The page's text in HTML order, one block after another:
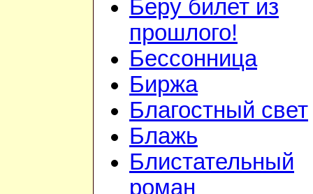
Беру билет из
прошлого!
Бессонница
Биржа
Благостный свет
Блажь
Блистательный
роман